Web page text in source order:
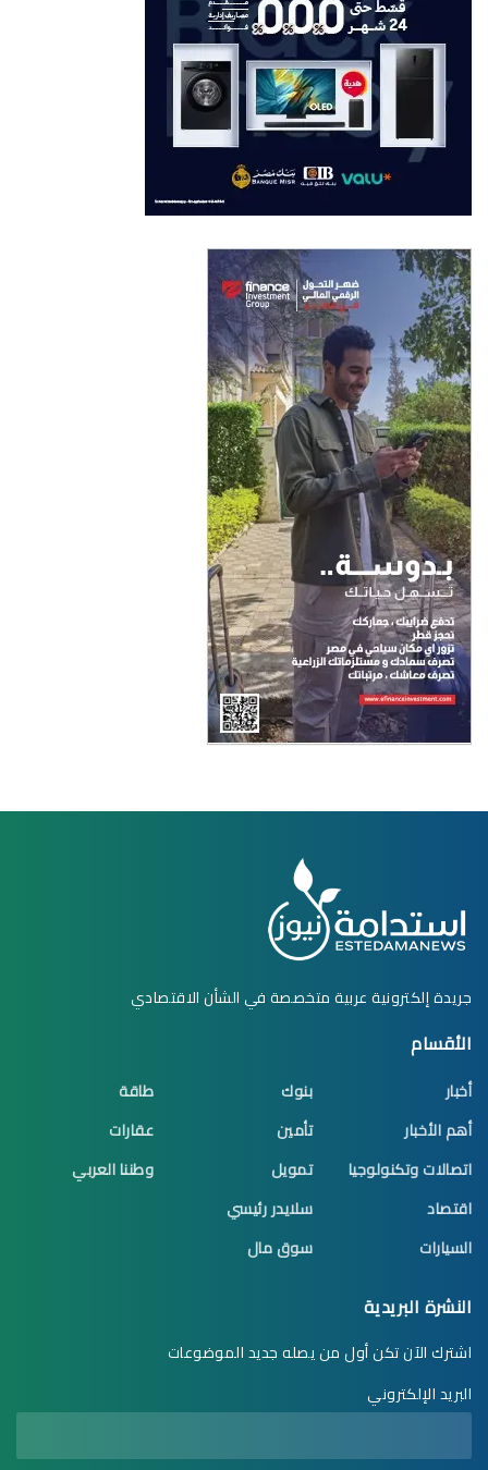
جريدة إلكترونية عربية متخصصة في الشأن الاقتصادي
الأقسام
أخبار
أهم الأخبار
اتصالات وتكنولوجيا
اقتصاد
السيارات
بنوك
تأمين
تمويل
سلايدر رئيسي
سوق مال
طاقة
عقارات
وطننا العربي
النشرة البريدية
اشترك الآن تكن أول من يصله جديد الموضوعات
البريد الإلكتروني